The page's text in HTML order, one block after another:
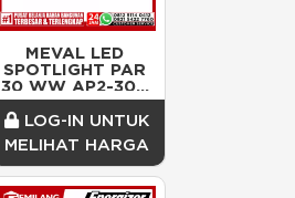
MEVAL LED
SPOTLIGHT PAR
30 WW AP2-30B
30w
LOG-IN UNTUK
MELIHAT HARGA